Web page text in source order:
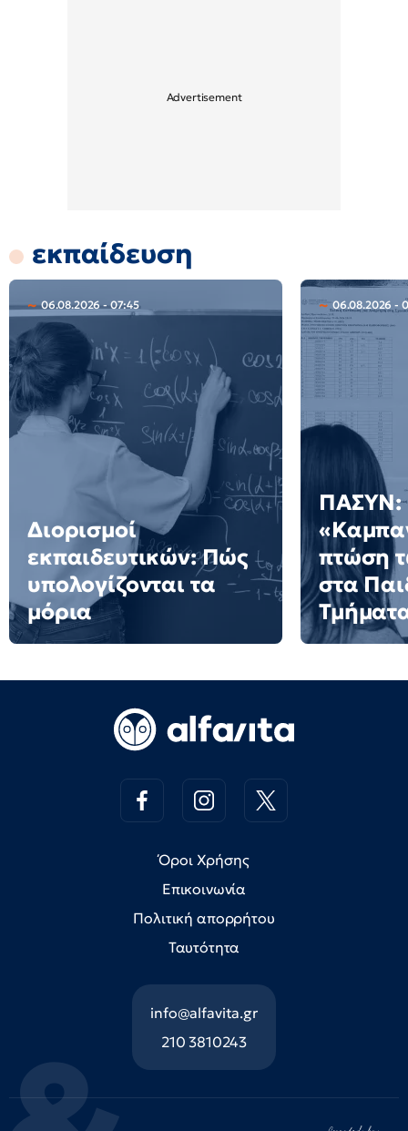
εκπαίδευση
06.08.2026 - 07:45
Διορισμοί
εκπαιδευτικών: Πώς
υπολογίζονται τα
μόρια
06.08.2026 -
ΠΑΣΥΝ:
πτώση
στα
Όροι Χρήσης
Επικοινωνία
Πολιτική απορρήτου
Ταυτότητα
info@alfavita.gr
210 3810243